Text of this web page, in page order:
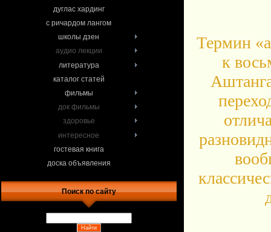
дуглас хардинг
с ричардом лангом
школы дзен
аудио лекции
литература
каталог статей
фильмы
док фильмы
здоровье
интересное
гостевая книга
доска объявления
Поиск по сайту
Термин
к